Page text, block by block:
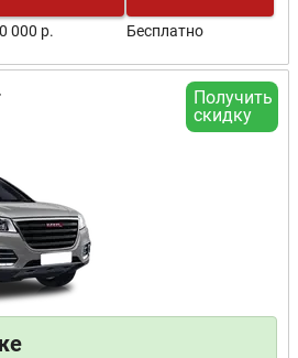
000 р. Бесплатно
Получить
скидку